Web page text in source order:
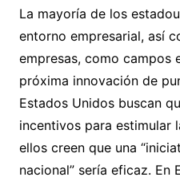
La mayoría de los
entorno empresarial, así
empresas, como campos
próxima innovación de
Estados Unidos buscan
incentivos para estimular
ellos creen que una
nacional” sería eficaz. En